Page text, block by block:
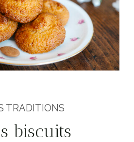
TRADITIONS
biscuits